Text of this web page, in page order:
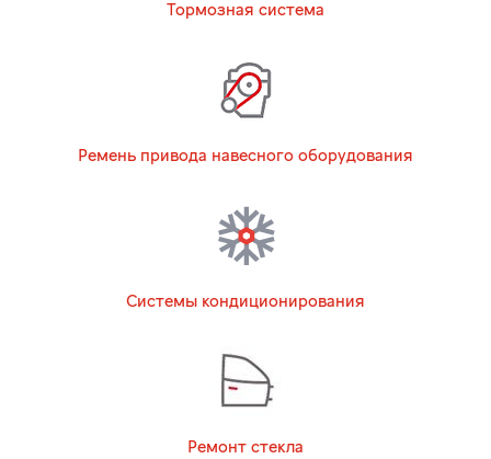
Тормозная система
Ремень привода навесного оборудования
Системы кондиционирования
Ремонт стекла